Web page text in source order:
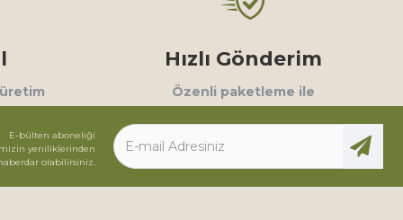
üretim
Hızlı Gönderim
Özenli paketleme ile
E-bülten aboneliği
yeniliklerinden
olabilirsiniz.